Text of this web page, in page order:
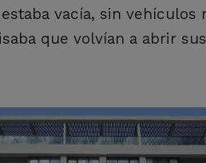
vacía, sin vehículos
que volvían a abrir